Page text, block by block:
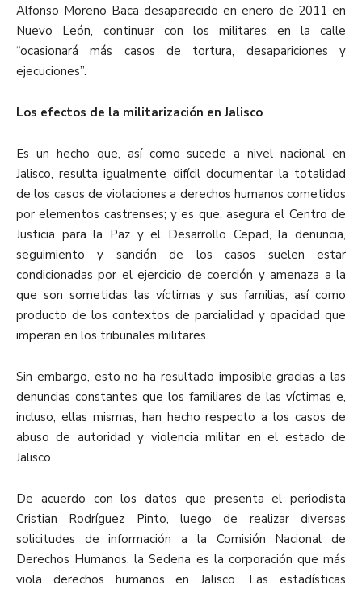
Alfonso Moreno Baca desaparecido en enero de 2011 en
Nuevo León, continuar con los militares en la calle
“ocasionará más casos de tortura, desapariciones y
ejecuciones”.
Los efectos de la militarización en Jalisco
Es un hecho que, así como sucede a nivel nacional en
Jalisco, resulta igualmente difícil documentar la totalidad
de los casos de violaciones a derechos humanos cometidos
por elementos castrenses; y es que, asegura el Centro de
Justicia para la Paz y el Desarrollo Cepad, la denuncia,
seguimiento y sanción de los casos suelen estar
condicionadas por el ejercicio de coerción y amenaza a la
que son sometidas las víctimas y sus familias, así como
producto de los contextos de parcialidad y opacidad que
imperan en los tribunales militares.
Sin embargo, esto no ha resultado imposible gracias a las
denuncias constantes que los familiares de las víctimas e,
incluso, ellas mismas, han hecho respecto a los casos de
abuso de autoridad y violencia militar en el estado de
Jalisco.
De acuerdo con los datos que presenta el periodista
Cristian Rodríguez Pinto, luego de realizar diversas
solicitudes de información a la Comisión Nacional de
Derechos Humanos, la Sedena es la corporación que más
viola derechos humanos en Jalisco. Las estadísticas